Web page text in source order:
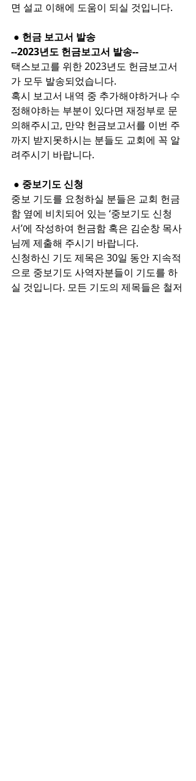
면 설교 이해에 도움이 되실 것입니다.
● 헌금 보고서 발송
--2023년도 헌금보고서 발송--
택스보고를 위한 2023년도 헌금보고서
가 모두 발송되었습니다.
혹시 보고서 내역 중 추가해야하거나 수
정해야하는 부분이 있다면 재정부로 문
의해주시고, 만약 헌금보고서를 이번 주
까지 받지못하시는 분들도 교회에 꼭 알
려주시기 바랍니다.
● 중보기도 신청
중보 기도를 요청하실 분들은 교회 헌금
함 옆에 비치되어 있는 ‘중보기도 신청
서’에 작성하여 헌금함 혹은 김순창 목사
님께 제출해 주시기 바랍니다.
신청하신 기도 제목은 30일 동안 지속적
으로 중보기도 사역자분들이 기도를 하
실 것입니다. 모든 기도의 제목들은 철저